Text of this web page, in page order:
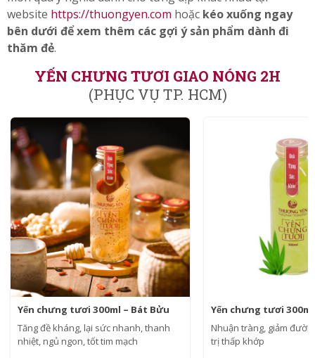
website https://thuongyen.com hoặc kéo xuống ngay
bên dưới để xem thêm các gợi ý sản phẩm dành đi
thăm đẻ.
YẾN CHƯNG TƯƠI GIAO NÓNG 2H
(PHỤC VỤ TP. HCM)
Yến chưng tươi 300ml – Bát Bửu
Tăng đề kháng, lại sức nhanh, thanh
nhiệt, ngủ ngon, tốt tim mạch
Yến chưng tươi
Nhuận tràng, giảm
trị thấp khớp